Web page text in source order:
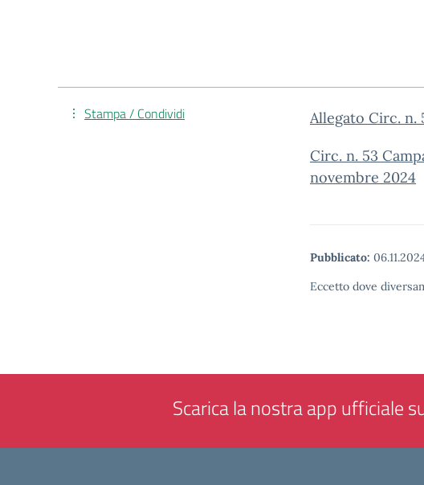
Allegato Circ. n.
Circ. n. 53
novembre 2024
Pubblicato:
Eccetto dove
Stampa / Condividi
Scarica la nostra app ufficiale